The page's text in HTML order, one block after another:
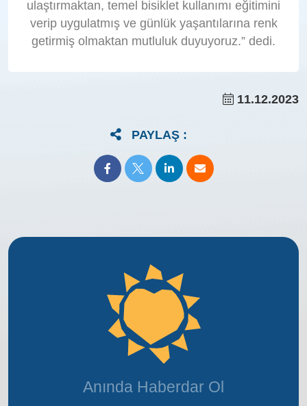
ulaştırmaktan, temel bisiklet kullanımı eğitimini
verip uygulatmış ve günlük yaşantılarına renk
getirmiş olmaktan mutluluk duyuyoruz.” dedi.
11.12.2023
PAYLAŞ :
Anında Haberdar Ol